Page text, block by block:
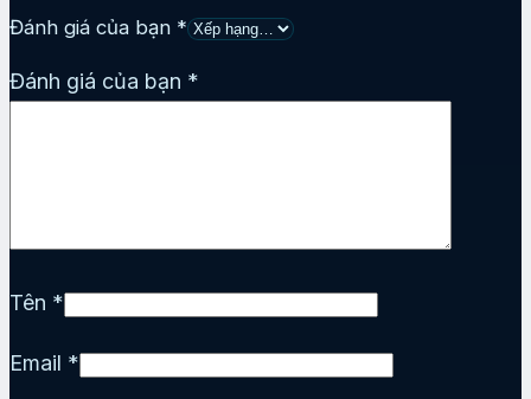
Đánh giá của bạn *
Đánh giá của bạn *
Tên *
Email *